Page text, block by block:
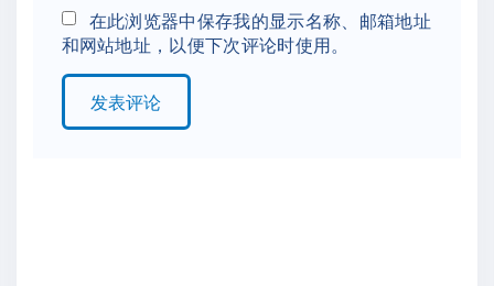
*
a
i
l
在此浏览器中保存我的显示名称、邮箱地址
和网站地址，以便下次评论时使用。